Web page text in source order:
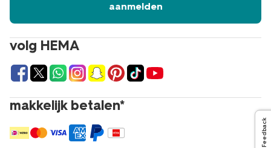
volg HEMA
makkelijk betalen*
aanmelden
Feedback